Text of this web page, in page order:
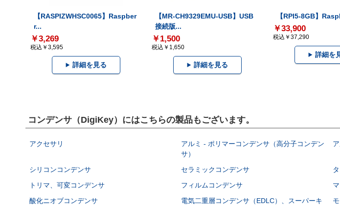
【RASPIZWHSC0065】Raspber
r...
￥3,269
税込￥3,595
詳細を見る
【MR-CH9329EMU-USB】USB
接続版...
￥1,500
税込￥1,650
詳細を見る
【RPI5-8GB】
￥33,900
税込￥37,290
詳細を
コンデンサ（DigiKey）にはこちらの製品もございます。
アクセサリ
アルミ - ポリマーコンデンサ（高分子コンデン
サ）
シリコンコンデンサ セラミックコンデンサ
トリマ、可変コンデンサ
フィルムコンデンサ
酸化ニオブコンデンサ
電気二重層コンデンサ（EDLC）、スーパーキ